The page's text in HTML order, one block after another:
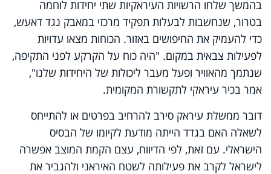
בהמשך שלחו הרשויות העיראקיות שתי יחידות לוחמה
בטרור, שנחשבות לבעלות תפקיד מרכזי במאבק נגד דאעש,
כדי להעמיק את החיפושים באזור. הכוחות מצאו עדויות
לפעילות צבאית במקום. "היה כוח על הקרקע לפני התקיפה,
שנתמך מהאוויר ופעל מעבר ליכולות של היחידות שלנו",
אמר בכיר עיראקי לתקשורת המקומית.
דובר ממשלת עיראק סירב להרחיב בפרטים או להתייחס
לשאלה האם בגדד הייתה מודעת לקיומו של הבסיס
הישראלי. עם זאת, לפי הדיווח, עצם הקמת המוצב אפשרה
לישראל לקרב את פעילותה לשטח האיראני ולהגביר את